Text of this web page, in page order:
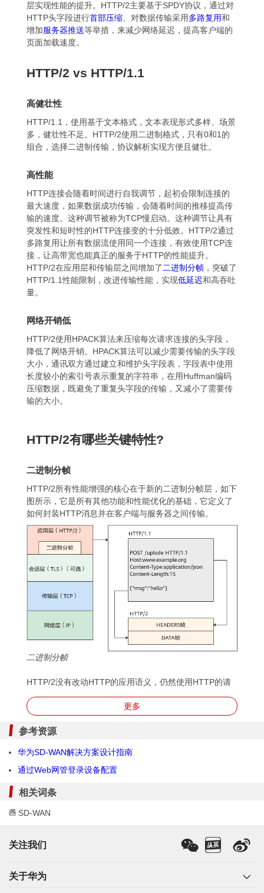
层实现性能的提升。HTTP/2主要基于SPDY协议，通过对
HTTP头字段进行首部压缩 、对数据传输采用多路复用和
增加服务器推送等举措，来减少网络延迟，提高客户端的
页面加载速度。
HTTP/2 vs HTTP/1.1
高健壮性
HTTP/1.1，使用基于文本格式，文本表现形式多样、场景
多，健壮性不足。HTTP/2使用二进制格式，只有0和1的
组合，选择二进制传输，协议解析实现方便且健壮。
高性能
HTTP连接会随着时间进行自我调节，起初会限制连接的
最大速度，如果数据成功传输，会随着时间的推移提高传
输的速度。这种调节被称为TCP慢启动。这种调节让具有
突发性和短时性的HTTP连接变的十分低效。HTTP/2通过
多路复用让所有数据流使用同一个连接，有效使用TCP连
接，让高带宽也能真正的服务于HTTP的性能提升。
HTTP/2在应用层和传输层之间增加了 二进制分帧 ，突破了
HTTP/1.1性能限制，改进传输性能，实现低延迟和高吞吐
量。
网络开销低
HTTP/2使用HPACK算法来压缩每次请求连接的头字段，
降低了网络开销。HPACK算法可以减少需要传输的头字段
大小，通讯双方通过建立和维护头字段表，字段表中使用
长度较小的索引号表示重复的字符串，在用Huffman编码
压缩数据，既避免了重复头字段的传输，又减小了需要传
输的大小。
HTTP/2有哪些关键特性?
二进制分帧
HTTP/2所有性能增强的核心在于新的二进制分帧层，如下
图所示，它是所有其他功能和性能优化的基础，它定义了
如何封装HTTP消息并在客户端与服务器之间传输。
二进制分帧
HTTP/2没有改动HTTP的应用语义，仍然使用HTTP的请
报文传输格式。HTTP/1.1协议以换行符作为纯文本的分隔
并采用二进制格式对它们编码，这些帧对应着特定数据流
优先级排序
将HTTP消息分解为很多独立的帧之后就可以复用多个数
序就成为关键的性能决定因素。HTTP/2允许每个数据流都
有一个关联的权重和依赖关系，数据流依赖关系和权重的
组合明确表达了资源优先级，这是一种用于提升浏览性能
的关键功能。HTTP/2协议还允许客户端随时更新这些优先
新分配权重，这进一步优化了浏览器性能。
更多
参考资源
华为SD-WAN解决方案设计指南
通过Web网管登录设备配置
相关词条
SD-WAN
关注我们
关于华为